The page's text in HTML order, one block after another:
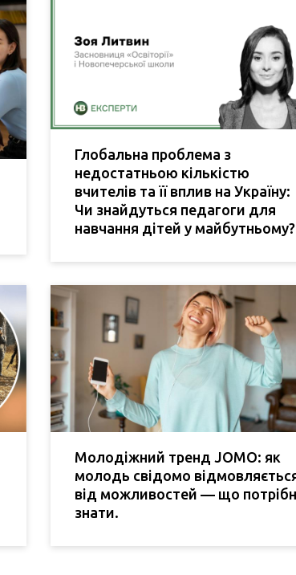
Глобальна проблема з
недостатньою кількістю
вчителів та її вплив на Україну:
Чи знайдуться педагоги для
навчання дітей у майбутньому?
Молодіжний тренд JOMO: як
молодь свідомо
від можливостей — що
знати.